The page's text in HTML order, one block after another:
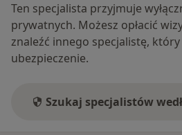
Ten specjalista przyjmuje
prywatnych. Możesz opłacić
znaleźć innego specjalistę,
ubezpieczenie.
Szukaj specjalistów